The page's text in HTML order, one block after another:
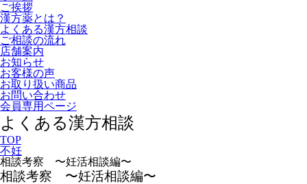
ご挨拶
漢方薬とは？
よくある漢方相談
ご相談の流れ
店舗案内
お知らせ
お客様の声
お取り扱い商品
お問い合わせ
会員専用ページ
よくある漢方相談
TOP
不妊
相談考察 〜妊活相談編〜
相談考察 〜妊活相談編〜